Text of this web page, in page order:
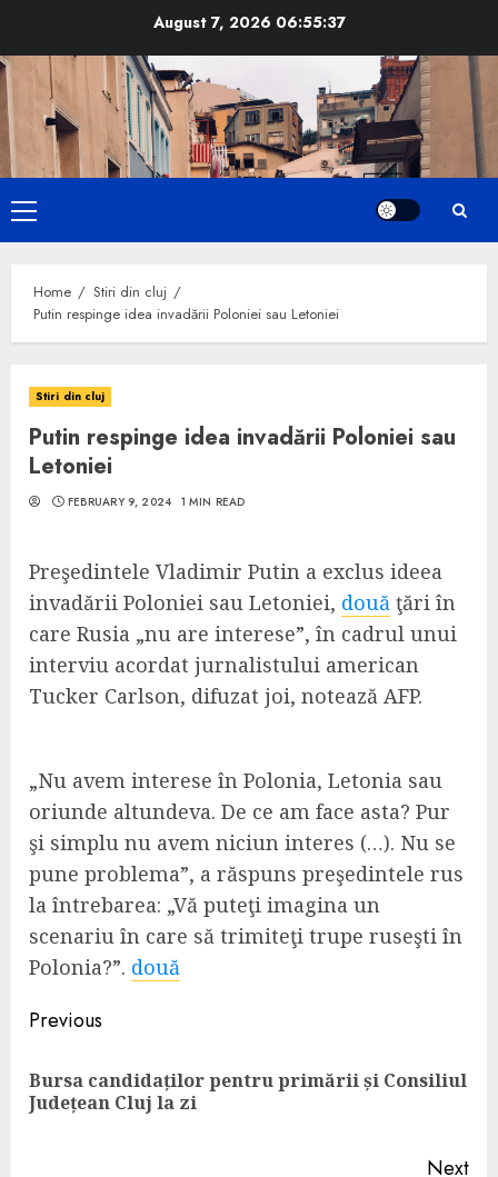
content
August 7, 2026 06:55:38
Primary
Menu
Home
Stiri din cluj
Putin respinge idea invadării Poloniei sau Letoniei
Stiri din cluj
Putin respinge idea invadării Poloniei sau
Letoniei
FEBRUARY 9, 2024 1 MIN READ
Preşedintele Vladimir Putin a exclus ideea
invadării Poloniei sau Letoniei, două ţări în
care Rusia „nu are interese”, în cadrul unui
interviu acordat jurnalistului american
Tucker Carlson, difuzat joi, notează AFP.
„Nu avem interese în Polonia, Letonia sau
oriunde altundeva. De ce am face asta? Pur
şi simplu nu avem niciun interes (…). Nu se
pune problema”, a răspuns preşedintele rus
la întrebarea: „Vă puteţi imagina un
scenariu în care să trimiteţi trupe ruseşti în
Polonia?”. două
Continue
Reading
Previous
Bursa candidaților pentru primării și Consiliul
Județean Cluj la zi
Next